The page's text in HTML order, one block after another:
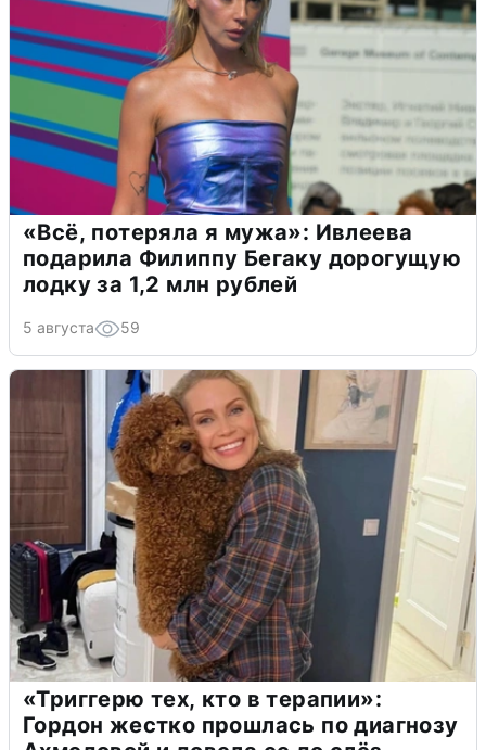
«Всё, потеряла я мужа»: Ивлеева
подарила Филиппу Бегаку дорогущую
лодку за 1,2 млн рублей
5 августа 59
«Триггерю тех, кто в терапии»:
Гордон жестко прошлась по диагнозу